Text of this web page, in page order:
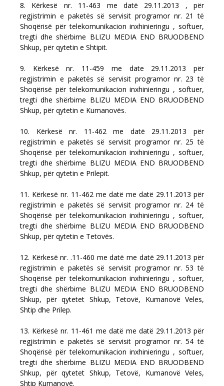
8. Kërkesë nr. 11-463 me datë 29.11.2013 , për
regjistrimin e paketës së servisit programor nr. 21 të
Shoqërisë për telekomunikacion inxhinieringu , softuer,
tregti dhe shërbime BLIZU MEDIA END BRUODBEND
Shkup, për qytetin e Shtipit.
9. Kërkesë nr. 11-459 me date 29.11.2013 për
regjistrimin e paketës së servisit programor nr. 23 të
Shoqërisë për telekomunikacion inxhinieringu , softuer,
tregti dhe shërbime BLIZU MEDIA END BRUODBEND
Shkup, për qytetin e Kumanovës.
10. Kërkesë nr. 11-462 me datë 29.11.2013 për
regjistrimin e paketës së servisit programor nr. 25 të
Shoqërisë për telekomunikacion inxhinieringu , softuer,
tregti dhe shërbime BLIZU MEDIA END BRUODBEND
Shkup, për qytetin e Prilepit.
11. Kërkesë nr. 11-462 me datë me datë 29.11.2013 për
regjistrimin e paketës së servisit programor nr. 24 të
Shoqërisë për telekomunikacion inxhinieringu , softuer,
tregti dhe shërbime BLIZU MEDIA END BRUODBEND
Shkup, për qytetin e Tetovës.
12. Kërkesë nr. .11-460 me datë me datë 29.11.2013 për
regjistrimin e paketës së servisit programor nr. 53 të
Shoqërisë për telekomunikacion inxhinieringu , softuer,
tregti dhe shërbime BLIZU MEDIA END BRUODBEND
Shkup, për qytetet Shkup, Tetovë, Kumanovë Veles,
Shtip dhe Prilep.
13. Kërkesë nr. 11-461 me datë me datë 29.11.2013 për
regjistrimin e paketës së servisit programor nr. 54 të
Shoqërisë për telekomunikacion inxhinieringu , softuer,
tregti dhe shërbime BLIZU MEDIA END BRUODBEND
Shkup, për qytetet Shkup, Tetovë, Kumanovë Veles,
Shtip Kumanovë.